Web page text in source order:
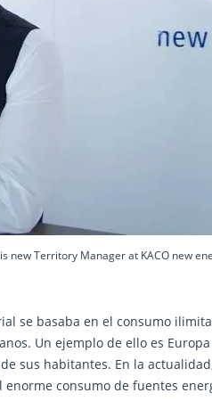
new Territory Manager at KACO new
se basaba en el consumo
Un ejemplo de ello es
sus habitantes. En la
consumo de fuentes